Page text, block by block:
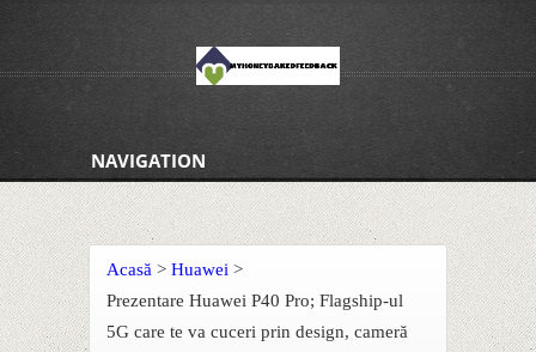
NAVIGATION
Acasă > Huawei >
Prezentare Huawei P40 Pro; Flagship-ul
5G care te va cuceri prin design, cameră